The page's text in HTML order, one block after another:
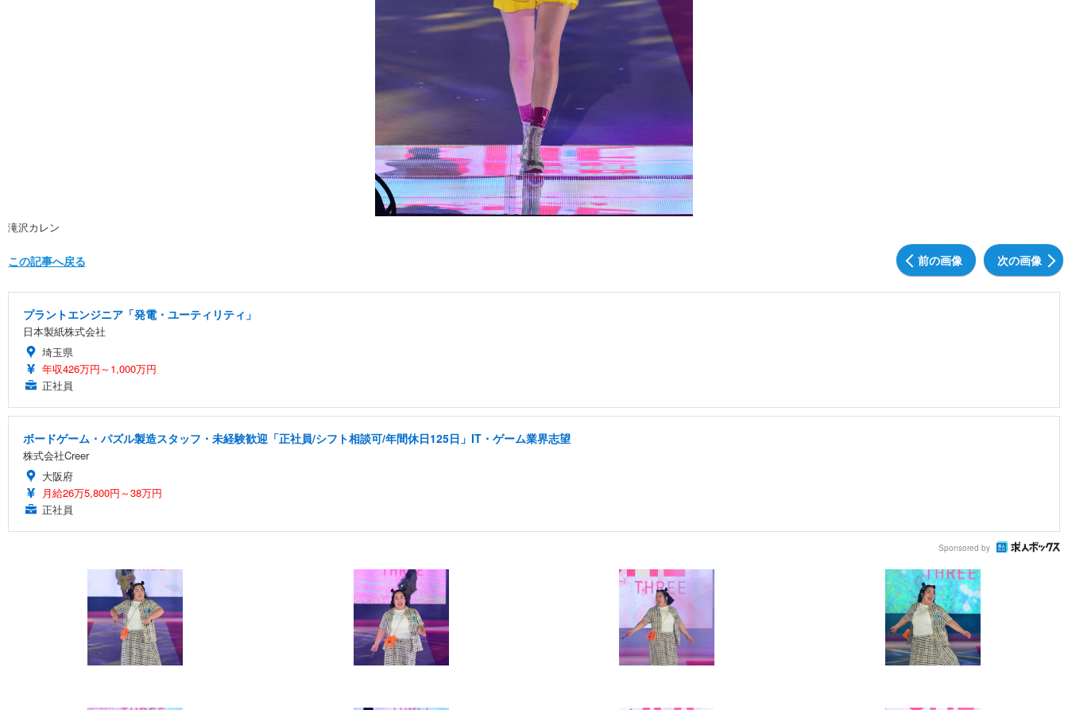
滝沢カレン
前の画像 次の画像
この記事へ戻る
プラントエンジニア「発電・ユーティリティ」
日本製紙株式会社
埼玉県
年収426万円～1,000万円
正社員
ボードゲーム・パズル製造スタッフ・未経験歓迎「正社員/シフト相談可/年間休日125日」IT・ゲーム業界志望
株式会社Creer
大阪府
月給26万5,800円～38万円
正社員
Sponsored by